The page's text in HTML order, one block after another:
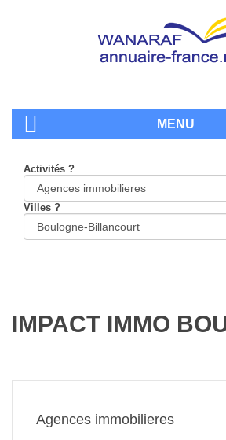
MENU
Activités ?
Villes ?
IMPACT IMMO
Agences immobilieres